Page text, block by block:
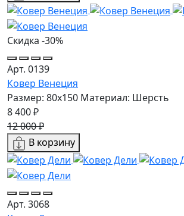
Скидка -30%
Арт. 0139
Ковер Венеция
Размер: 80x150 Материал: Шерсть
8 400 ₽
12 000 ₽
В корзину
Арт. 3068